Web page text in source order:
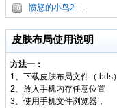
愤怒的小鸟2-蓝弟弟
皮肤布局使用说明
方法一：
1、下载皮肤布局文件（.bds）
2、放入手机内存任意位置
3、使用手机文件浏览器，